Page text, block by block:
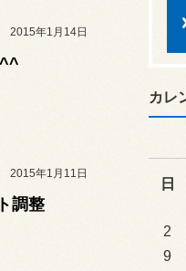
2015年1月14日
2015年1月11日
調整
カレ
日
2
9